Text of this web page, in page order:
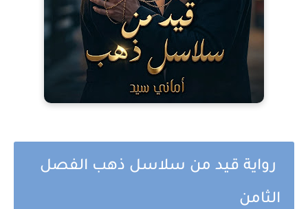
رواية قيد من سلاسل ذهب الفصل
الثامن